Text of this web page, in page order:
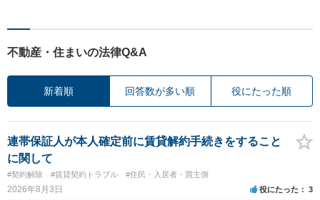
不動産・住まいの法律Q&A
新着順 回答数が多い順 役にたった順
連帯保証人が本人確定前に賃貸解約手続きをすること
に関して
#契約解除 #賃貸契約トラブル #住民・入居者・買主側
2026年8月3日 役にたった 3